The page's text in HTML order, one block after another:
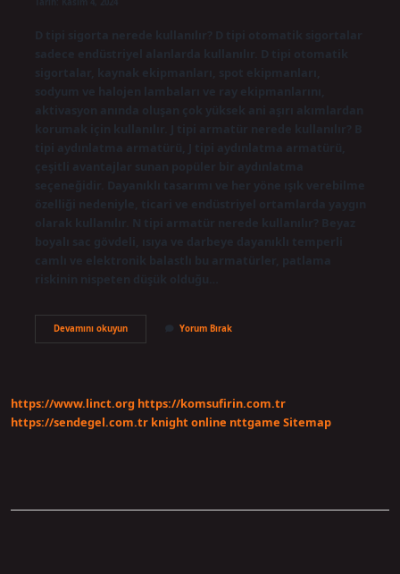
D tipi sigorta nerede kullanılır? D tipi otomatik sigortalar
sadece endüstriyel alanlarda kullanılır. D tipi otomatik
sigortalar, kaynak ekipmanları, spot ekipmanları,
sodyum ve halojen lambaları ve ray ekipmanlarını,
aktivasyon anında oluşan çok yüksek ani aşırı akımlardan
tipi aydınlatma armatürü, J tipi aydınlatma armatürü,
çeşitli avantajlar sunan popüler bir aydınlatma
seçeneğidir. Dayanıklı tasarımı ve her yöne ışık verebilme
özelliği nedeniyle, ticari ve endüstriyel ortamlarda yaygın
olarak kullanılır. N tipi armatür nerede kullanılır? Beyaz
boyalı sac gövdeli, ısıya ve darbeye dayanıklı temperli
camlı ve elektronik balastlı bu armatürler, patlama
riskinin nispeten düşük olduğu…
Devamını okuyunD
Tipi
Yorum Bırak
https://www.linct.org https://komsufirin.com.tr
https://sendegel.com.tr knight online nttgame Sitemap